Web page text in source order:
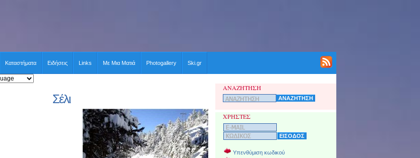
Καταστήματα Ειδήσεις Links Με Μια Ματιά Photogallery Ski.gr
Σέλι
ΑΝΑΖΗΤΗΣΗ
ΧΡΗΣΤΕΣ
Υπενθύμιση κωδικού